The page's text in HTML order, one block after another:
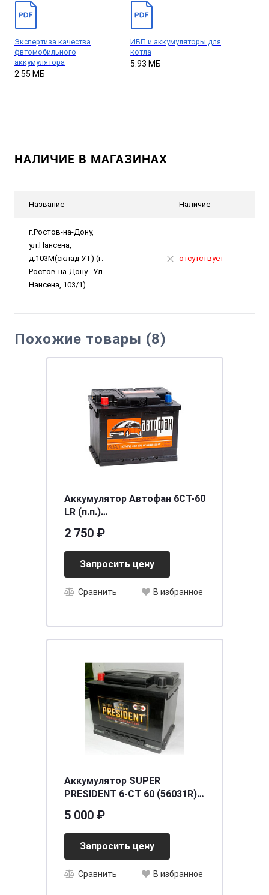
Экспертиза качества
фвтомобильного
аккумулятора
2.55 МБ
ИБП и аккумуляторы для
котла
5.93 МБ
НАЛИЧИЕ В МАГАЗИНАХ
Название Наличие
г.Ростов-на-Дону,
ул.Нансена,
д.103М(склад УТ) (г.
Ростов-на-Дону . Ул.
Нансена, 103/1)
отсутствует
Похожие товары (8)
Аккумулятор Автофан 6СТ-60
LR (п.п.)
2 750 ₽
Запросить цену
Сравнить В избранное
Аккумулятор SUPER
PRESIDENT 6-CT 60 (56031R)
5 000 ₽
Запросить цену
Сравнить В избранное